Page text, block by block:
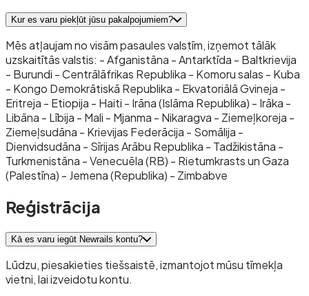
Kur es varu piekļūt jūsu pakalpojumiem?
Mēs atļaujam no visām pasaules valstīm, izņemot tālāk
uzskaitītās valstis: - Afganistāna - Antarktīda - Baltkrievija
- Burundi - Centrālāfrikas Republika - Komoru salas - Kuba
- Kongo Demokrātiskā Republika - Ekvatoriālā Gvineja -
Eritreja - Etiopija - Haiti - Irāna (Islāma Republika) - Irāka -
Libāna - Lībija - Mali - Mjanma - Nikaragva - Ziemeļkoreja -
Ziemeļsudāna - Krievijas Federācija - Somālija -
Dienvidsudāna - Sīrijas Arābu Republika - Tadžikistāna -
Turkmenistāna - Venecuēla (RB) - Rietumkrasts un Gaza
(Palestīna) - Jemena (Republika) - Zimbabve
Reģistrācija
Kā es varu iegūt Newrails kontu?
Lūdzu, piesakieties tiešsaistē, izmantojot mūsu tīmekļa
vietni, lai izveidotu kontu.